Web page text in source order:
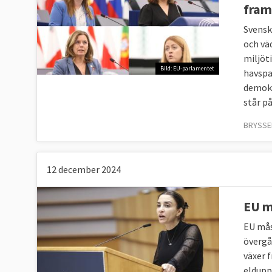
Bild: EU-parlamentet
och
står
12 december 2024
EU
EU
växer